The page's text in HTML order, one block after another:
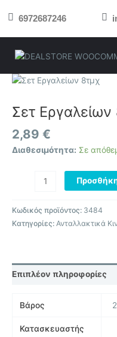
στο 6972687246
Σετ Εργαλείων
2,89 €
Διαθεσιμότητα: Σε
Σετ
8τμχ
ποσότητα
Κωδικός προϊόντος: 3484
Κατηγορίες: Ανταλλακτικά
Επιπλέον πληροφορίες
Βάρος
Κατασκευαστής